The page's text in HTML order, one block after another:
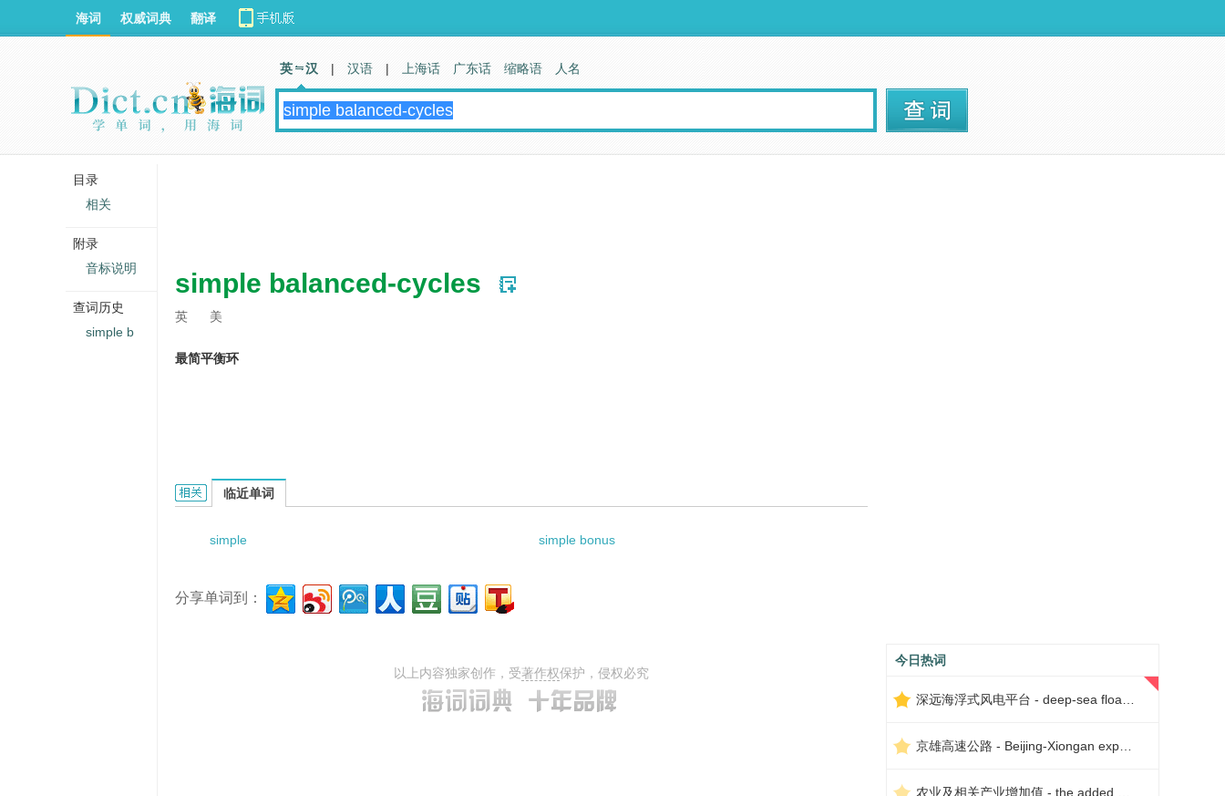
simple balanced-cycles
英 美
最简平衡环
simple balanced-cycles的相关资料：
临近单词
simple simple bonus
分享单词到：
以上内容独家创作，受著作权保护，侵权必究
今日热词
海词 权威词典 翻译
英 汉 | 汉语 | 上海话 广东话 缩略语 人名
目录
相关
附录
音标说明
查词历史
simple b